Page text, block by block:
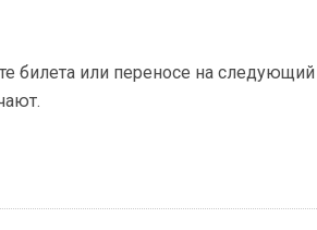
билета или переносе на